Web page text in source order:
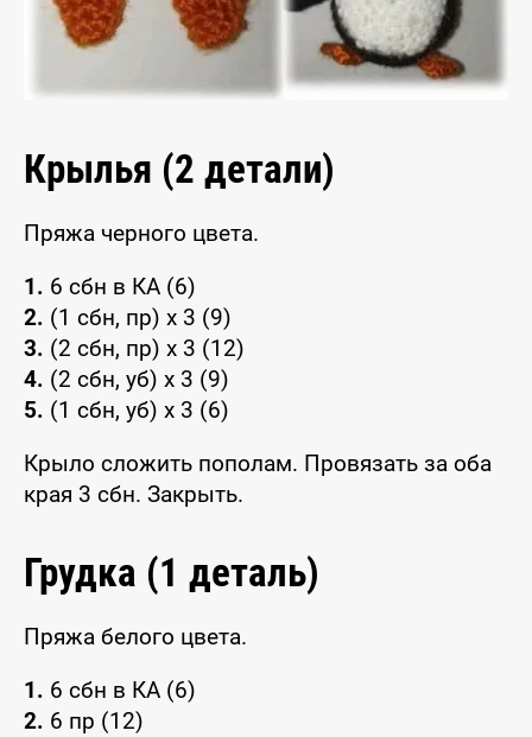
Крылья (2 детали)
Пряжа черного цвета.
1. 6 сбн в КА (6)
2. (1 сбн, пр) х 3 (9)
3. (2 сбн, пр) х 3 (12)
4. (2 сбн, уб) х 3 (9)
5. (1 сбн, уб) х 3 (6)
Крыло сложить пополам. Провязать за оба
края 3 сбн. Закрыть.
Грудка (1 деталь)
Пряжа белого цвета.
1. 6 сбн в КА (6)
2. 6 пр (12)